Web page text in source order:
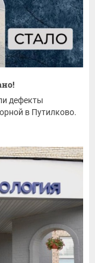
дефекты
в Путилково.